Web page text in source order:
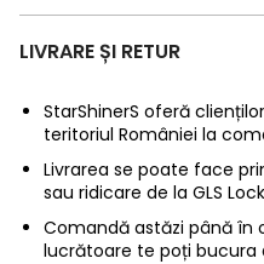
LIVRARE ȘI RETUR
StarShinerS oferă
teritoriul României la
Livrarea se poate face
sau ridicare de la GLS
Comandă astăzi până în
lucrătoare te poți bucura